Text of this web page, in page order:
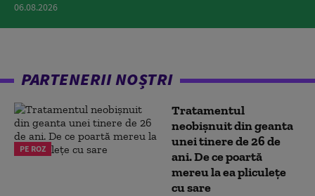
06.08.2026
PARTENERII NOȘTRI
PE ROZ
Tratamentul
neobișnuit din geanta
unei tinere de 26 de
ani. De ce poartă
mereu la ea pliculețe
cu sare